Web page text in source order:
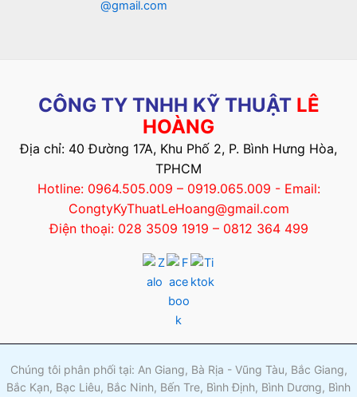
@gmail.com
CÔNG TY TNHH KỸ THUẬT LÊ
HOÀNG
Địa chỉ: 40 Đường 17A, Khu Phố 2, P. Bình Hưng Hòa,
TPHCM
Hotline: 0964.505.009 – 0919.065.009 - Email:
CongtyKyThuatLeHoang@gmail.com
Điện thoại: 028 3509 1919 – 0812 364 499
Chúng tôi phân phối tại: An Giang, Bà Rịa - Vũng Tàu, Bắc Giang,
Bắc Kạn, Bạc Liêu, Bắc Ninh, Bến Tre, Bình Định, Bình Dương, Bình